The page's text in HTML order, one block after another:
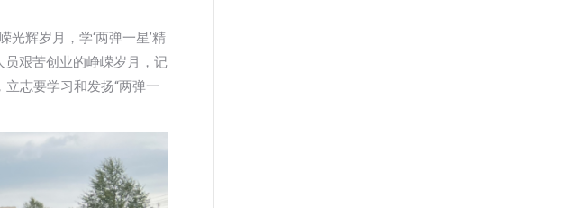
辉岁月，学‘两弹一星’精
艰苦创业的峥嵘岁月，记
志要学习和发扬“两弹一